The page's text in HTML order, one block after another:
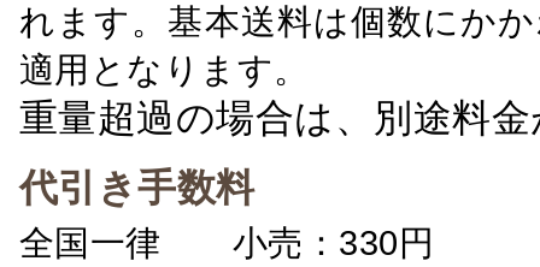
れます。基本送料は個数にか
適用となります。
重量超過の場合は、別途料
代引き手数料
全国一律 小売：330円 卸